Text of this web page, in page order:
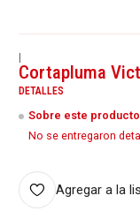
|
Cortapluma
DETALLES
Sobre este
No se entregaron
Agregar a la